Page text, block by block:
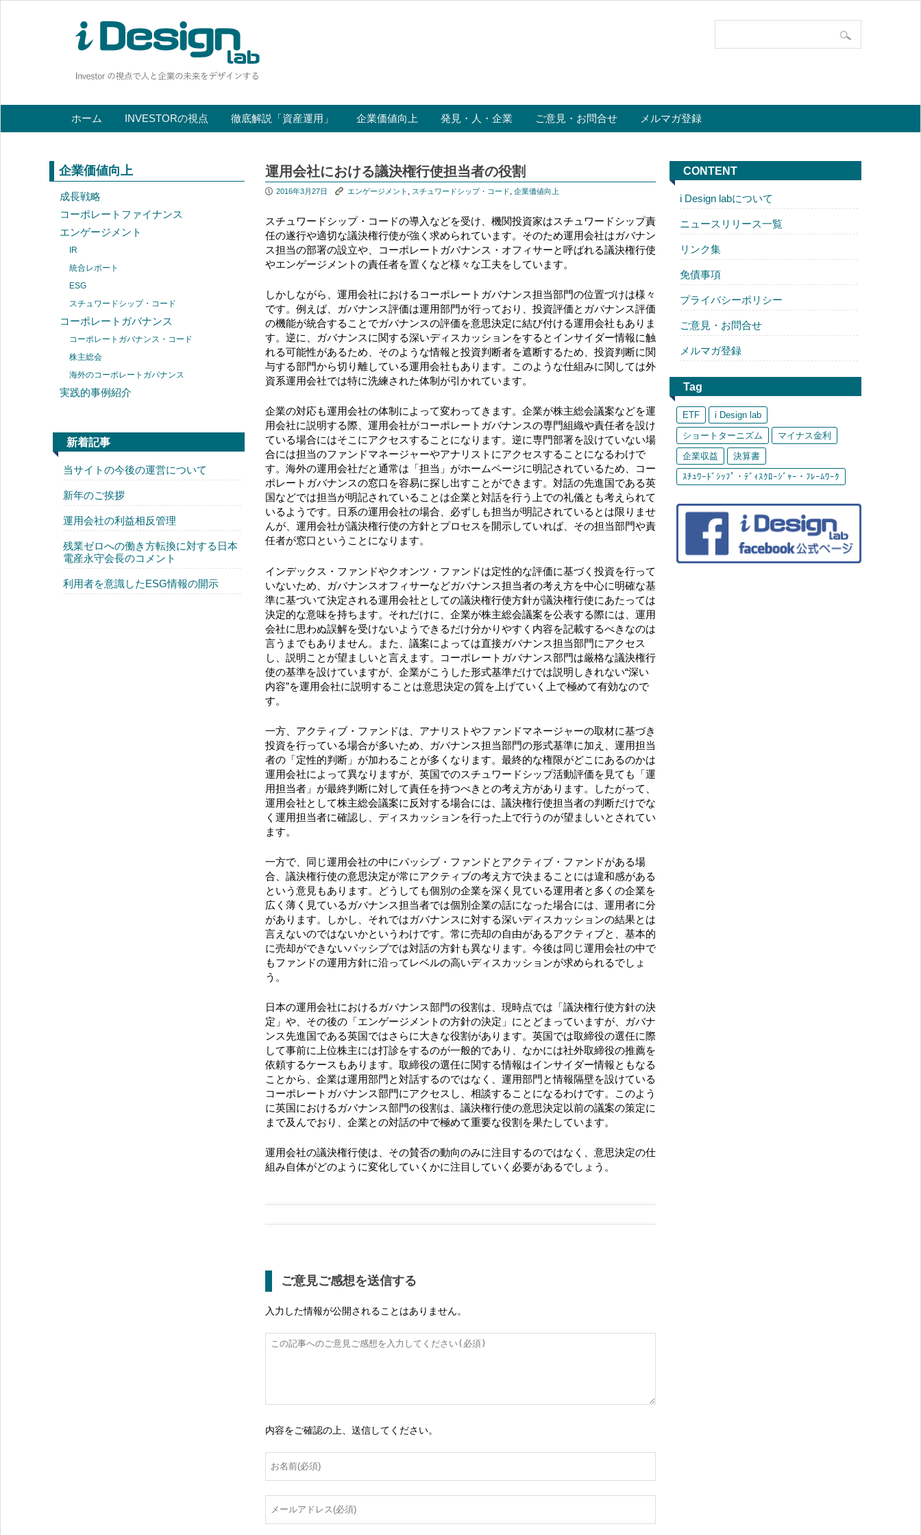
ホーム INVESTORの視点 徹底解説「資産運用」 企業価値向上 発見・人・企業 ご意見・お問合せ メルマガ登録
企業価値向上
成長戦略
コーポレートファイナンス
エンゲージメント
IR
統合レポート
ESG
スチュワードシップ・コード
コーポレートガバナンス
コーポレートガバナンス・コード
株主総会
海外のコーポレートガバナンス
実践的事例紹介
新着記事
当サイトの今後の運営について
新年のご挨拶
運用会社の利益相反管理
残業ゼロへの働き方転換に対する日本
電産永守会長のコメント
利用者を意識したESG情報の開示
運用会社における議決権行使担当者の役割
P 2016年3月27日 K エンゲージメント スチュワードシップ・コード 企業価値向上
スチュワードシップ・コードの導入などを受け、機関投資家はスチュワードシップ責
任の遂行や適切な議決権行使が強く求められています。そのため運用会社はガバナン
ス担当の部署の設立や、コーポレートガバナンス・オフィサーと呼ばれる議決権行使
やエンゲージメントの責任者を置くなど様々な工夫をしています。
しかしながら、運用会社におけるコーポレートガバナンス担当部門の位置づけは様々
です。例えば、ガバナンス評価は運用部門が行っており、投資評価とガバナンス評価
の機能が統合することでガバナンスの評価を意思決定に結び付ける運用会社もありま
す。逆に、ガバナンスに関する深いディスカッションをするとインサイダー情報に触
れる可能性があるため、そのような情報と投資判断者を遮断するため、投資判断に関
与する部門から切り離している運用会社もあります。このような仕組みに関しては外
資系運用会社では特に洗練された体制が引かれています。
企業の対応も運用会社の体制によって変わってきます。企業が株主総会議案などを運
用会社に説明する際、運用会社がコーポレートガバナンスの専門組織や責任者を設け
ている場合にはそこにアクセスすることになります。逆に専門部署を設けていない場
合には担当のファンドマネージャーやアナリストにアクセスすることになるわけで
す。海外の運用会社だと通常は「担当」がホームページに明記されているため、コー
ポレートガバナンスの窓口を容易に探し出すことができます。対話の先進国である英
国などでは担当が明記されていることは企業と対話を行う上での礼儀とも考えられて
いるようです。日系の運用会社の場合、必ずしも担当が明記されているとは限りませ
んが、運用会社が議決権行使の方針とプロセスを開示していれば、その担当部門や責
任者が窓口ということになります。
インデックス・ファンドやクオンツ・ファンドは定性的な評価に基づく投資を行って
いないため、ガバナンスオフィサーなどガバナンス担当者の考え方を中心に明確な基
準に基づいて決定される運用会社としての議決権行使方針が議決権行使にあたっては
決定的な意味を持ちます。それだけに、企業が株主総会議案を公表する際には、運用
会社に思わぬ誤解を受けないようできるだけ分かりやすく内容を記載するべきなのは
言うまでもありません。また、議案によっては直接ガバナンス担当部門にアクセス
し、説明ことが望ましいと言えます。コーポレートガバナンス部門は厳格な議決権行
使の基準を設けていますが、企業がこうした形式基準だけでは説明しきれない“深い
内容”を運用会社に説明することは意思決定の質を上げていく上で極めて有効なので
す。
一方、アクティブ・ファンドは、アナリストやファンドマネージャーの取材に基づき
投資を行っている場合が多いため、ガバナンス担当部門の形式基準に加え、運用担当
者の「定性的判断」が加わることが多くなります。最終的な権限がどこにあるのかは
運用会社によって異なりますが、英国でのスチュワードシップ活動評価を見ても「運
用担当者」が最終判断に対して責任を持つべきとの考え方があります。したがって、
運用会社として株主総会議案に反対する場合には、議決権行使担当者の判断だけでな
く運用担当者に確認し、ディスカッションを行った上で行うのが望ましいとされてい
ます。
一方で、同じ運用会社の中にパッシブ・ファンドとアクティブ・ファンドがある場
合、議決権行使の意思決定が常にアクティブの考え方で決まることには違和感がある
という意見もあります。どうしても個別の企業を深く見ている運用者と多くの企業を
広く薄く見ているガバナンス担当者では個別企業の話になった場合には、運用者に分
があります。しかし、それではガバナンスに対する深いディスカッションの結果とは
言えないのではないかというわけです。常に売却の自由があるアクティブと、基本的
に売却ができないパッシブでは対話の方針も異なります。今後は同じ運用会社の中で
もファンドの運用方針に沿ってレベルの高いディスカッションが求められるでしょ
う。
日本の運用会社におけるガバナンス部門の役割は、現時点では「議決権行使方針の決
定」や、その後の「エンゲージメントの方針の決定」にとどまっていますが、ガバナ
ンス先進国である英国ではさらに大きな役割があります。英国では取締役の選任に際
して事前に上位株主には打診をするのが一般的であり、なかには社外取締役の推薦を
依頼するケースもあります。取締役の選任に関する情報はインサイダー情報ともなる
ことから、企業は運用部門と対話するのではなく、運用部門と情報隔壁を設けている
コーポレートガバナンス部門にアクセスし、相談することになるわけです。このよう
に英国におけるガバナンス部門の役割は、議決権行使の意思決定以前の議案の策定に
まで及んでおり、企業との対話の中で極めて重要な役割を果たしています。
運用会社の議決権行使は、その賛否の動向のみに注目するのではなく、意思決定の仕
組み自体がどのように変化していくかに注目していく必要があるでしょう。
ご意見ご感想を送信する
入力した情報が公開されることはありません。
内容をご確認の上、送信してください。
CONTENT
i Design labについて
ニュースリリース一覧
リンク集
免債事項
プライバシーポリシー
ご意見・お問合せ
メルマガ登録
Tag
ETF
i Design lab
ショートターニズム
マイナス金利
企業収益
決算書
ｽﾁｭﾜｰﾄﾞｼｯﾌﾟ・ﾃﾞｨｽｸﾛｰｼﾞｬｰ・ﾌﾚｰﾑﾜｰｸ